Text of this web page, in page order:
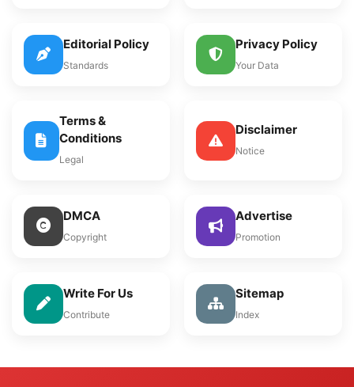
Editorial Policy
Standards
Privacy Policy
Your Data
Terms &
Conditions
Legal
Disclaimer
Notice
DMCA
Copyright
Advertise
Promotion
Write For Us
Contribute
Sitemap
Index